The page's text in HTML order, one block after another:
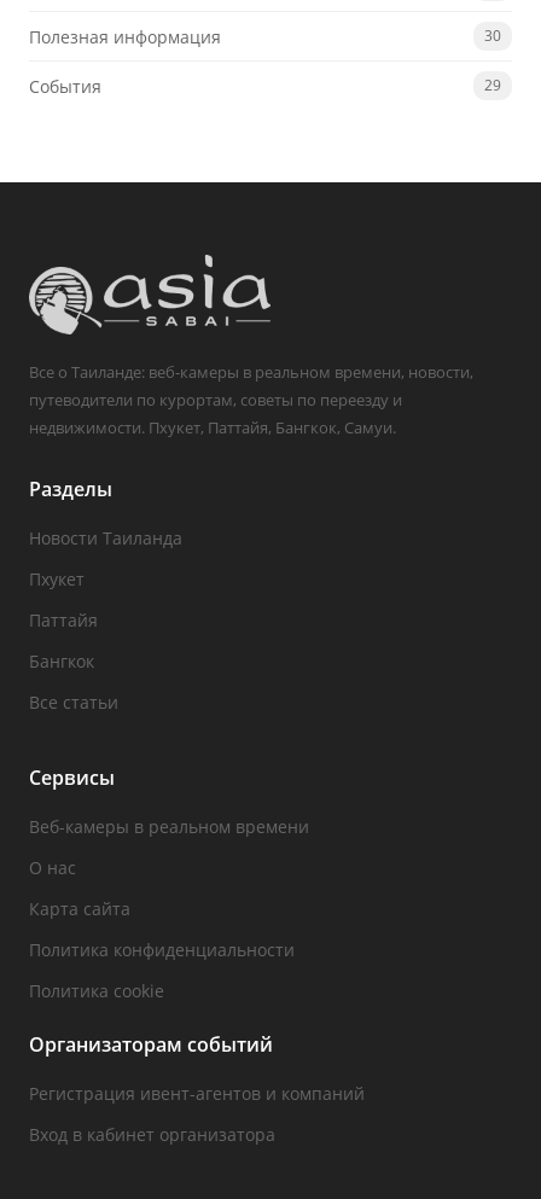
Полезная информация 30
События 29
Все о Таиланде: веб-камеры в реальном времени, новости,
путеводители по курортам, советы по переезду и
недвижимости. Пхукет, Паттайя, Бангкок, Самуи.
Разделы
Новости Таиланда
Пхукет
Паттайя
Бангкок
Все статьи
Сервисы
Веб-камеры в реальном времени
О нас
Карта сайта
Политика конфиденциальности
Политика cookie
Организаторам событий
Регистрация ивент-агентов и компаний
Вход в кабинет организатора